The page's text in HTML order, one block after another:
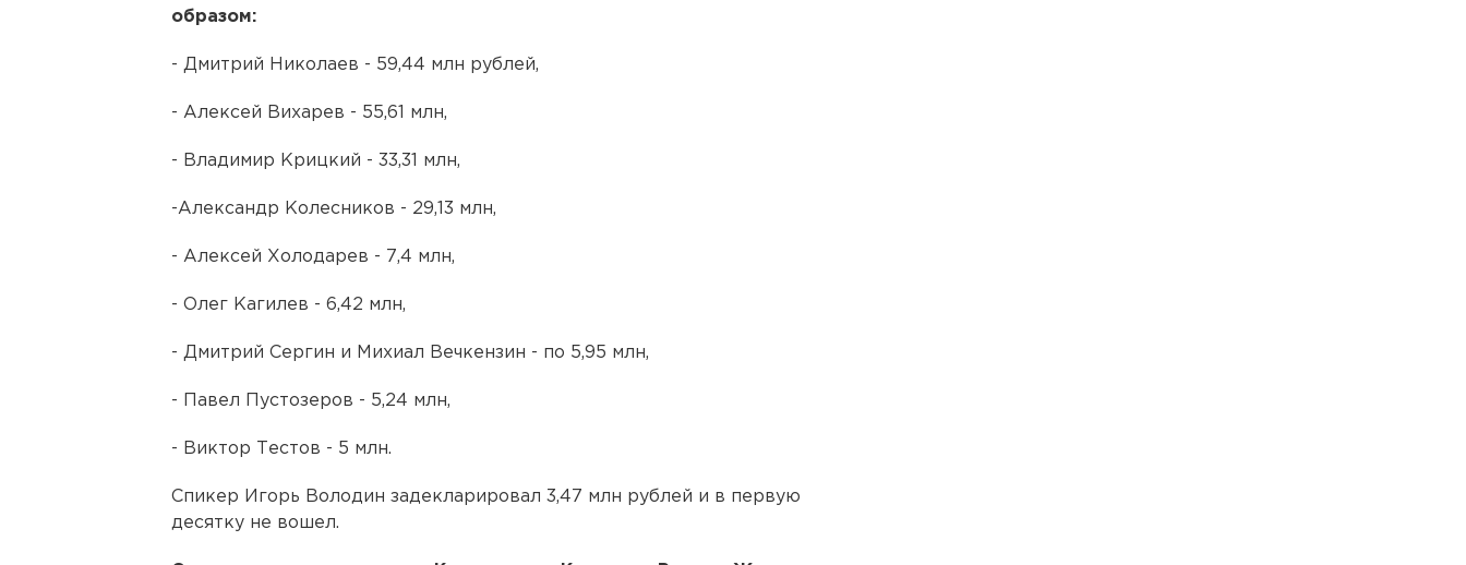
образом:
- Дмитрий Николаев - 59,44 млн рублей,
- Алексей Вихарев - 55,61 млн,
- Владимир Крицкий - 33,31 млн,
-Александр Колесников - 29,13 млн,
- Алексей Холодарев - 7,4 млн,
- Олег Кагилев - 6,42 млн,
- Дмитрий Сергин и Михиал Вечкензин - по 5,95 млн,
- Павел Пустозеров - 5,24 млн,
- Виктор Тестов - 5 млн.
Спикер Игорь Володин задекларировал 3,47 млн рублей и в первую
десятку не вошел.